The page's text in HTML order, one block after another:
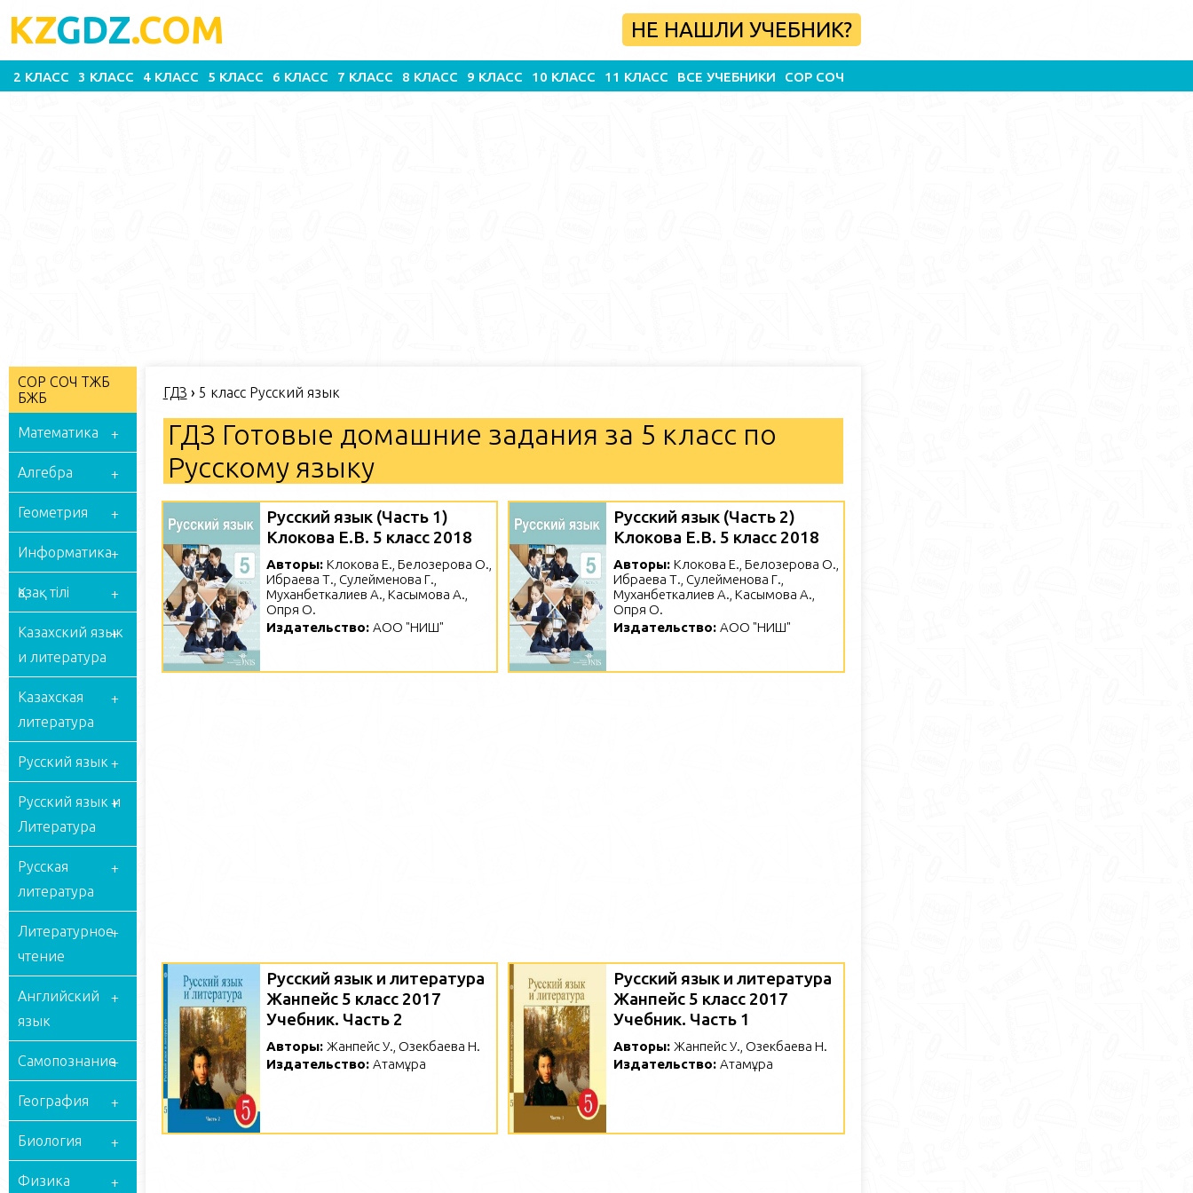
KZGDZ.COM НЕ НАШЛИ УЧЕБНИК?
2 КЛАСС 3 КЛАСС 4 КЛАСС 5 КЛАСС 6 КЛАСС 7 КЛАСС 8 КЛАСС 9 КЛАСС 10 КЛАСС 11 КЛАСС ВСЕ УЧЕБНИКИ СОР СОЧ
СОР СОЧ ТЖБ
БЖБ
Математика
Алгебра
Геометрия
Информатика
Қазақ тілі
Казахский язык
и литература
Казахская
литература
Русский язык
Русский язык и
Литература
Русская
литература
Литературное
чтение
Английский
язык
Самопознание
География
Биология
Физика
ГДЗ › 5 класс Русский язык
ГДЗ Готовые домашние задания за 5 класс по
Русскому языку
Русский язык (Часть 1)
Клокова Е.В. 5 класс 2018
Авторы:Клокова Е., Белозерова О.,
Ибраева Т., Сулейменова Г.,
Муханбеткалиев А., Касымова А.,
Опря О.
Издательство:АОО "НИШ"
Русский язык (Часть 2)
Клокова Е.В. 5 класс 2018
Авторы: Клокова Е., Белозерова О.,
Ибраева Т., Сулейменова Г.,
Муханбеткалиев А., Касымова А.,
Опря О.
Издательство: АОО "НИШ"
Русский язык и литература
Жанпейс 5 класс 2017
Учебник. Часть 2
Авторы:Жанпейс У., Озекбаева Н.
Издательство:Атамұра
Русский язык и литература
Жанпейс 5 класс 2017
Учебник. Часть 1
Авторы: Жанпейс У., Озекбаева Н.
Издательство: Атамұра